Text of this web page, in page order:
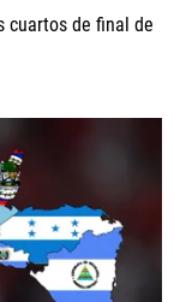
cuartos de final de